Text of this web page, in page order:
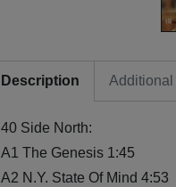
Description Additional
40 Side North:
A1 The Genesis 1:45
A2 N.Y. State Of Mind 4:53